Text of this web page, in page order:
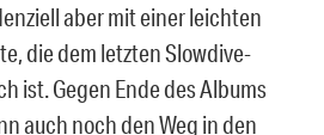
aber mit einer leichten
die dem letzten Slowdive-
ist. Gegen Ende des Albums
auch noch den Weg in den